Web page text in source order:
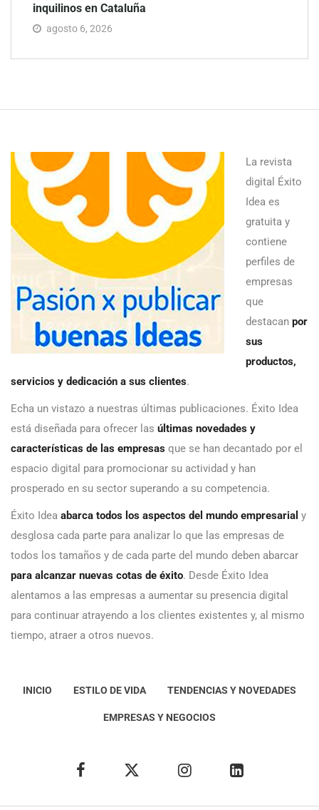
inquilinos en Cataluña
agosto 6, 2026
La revista
digital Éxito
Idea es
gratuita y
contiene
perfiles de
empresas
que
destacan por
sus
productos,
servicios y dedicación a sus clientes.
Echa un vistazo a nuestras últimas publicaciones. Éxito Idea
está diseñada para ofrecer las últimas novedades y
características de las empresas que se han decantado por el
espacio digital para promocionar su actividad y han
prosperado en su sector superando a su competencia.
Éxito Idea abarca todos los aspectos del mundo empresarial y
desglosa cada parte para analizar lo que las empresas de
todos los tamaños y de cada parte del mundo deben abarcar
para alcanzar nuevas cotas de éxito. Desde Éxito Idea
alentamos a las empresas a aumentar su presencia digital
para continuar atrayendo a los clientes existentes y, al mismo
tiempo, atraer a otros nuevos.
INICIO ESTILO DE VIDA TENDENCIAS Y NOVEDADES
EMPRESAS Y NEGOCIOS